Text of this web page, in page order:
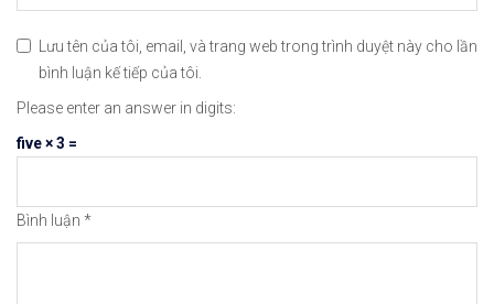
Lưu tên của tôi, email, và trang web trong trình duyệt này cho lần
bình luận kế tiếp của tôi.
Please enter an answer in digits:
five × 3 =
Bình luận *